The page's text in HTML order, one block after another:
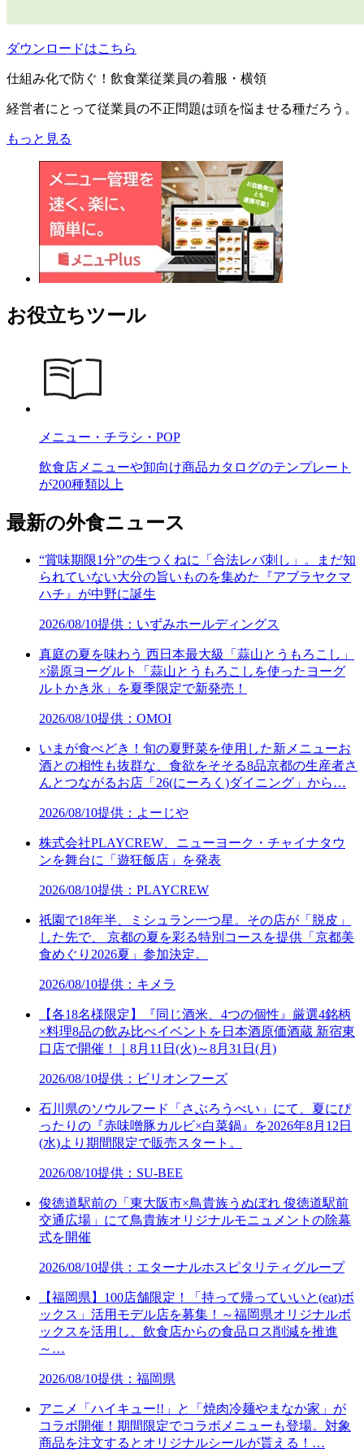
ダウンロードはこちら
仕組み化で防ぐ！飲食業従業員の着服・横領
経営者にとって従業員の不正問題は頭を悩ませる種だろう。
もっと見る
お役立ちツール
メニュー・チラシ・POP
飲食店メニューや卸向け商品カタログのテンプレート
が200種類以上
最新の外食ニュース
“賞味期限1分”の生つくねに「合法レバ刺し」。まだ知
られていない大分の旨いものを集めた『アブラヤクマ
ハチ』が中野に誕生
2026/08/10提供：いずみホールディングス
真庭の夏を味わう 西日本最大級「蒜山とうもろこし」
×湯原ヨーグルト「蒜山とうもろこしを使ったヨーグ
ルトかき氷」を夏季限定で新発売！
2026/08/10提供：OMOI
いまが食べどき！旬の夏野菜を使用した新メニューお
酒との相性も抜群な、食欲をそそる8品京都の生産者さ
んとつながるお店「26(にーろく)ダイニング」から…
2026/08/10提供：よーじや
株式会社PLAYCREW、ニューヨーク・チャイナタウ
ンを舞台に「遊狂飯店」を発表
2026/08/10提供：PLAYCREW
祇園で18年半、ミシュラン一つ星。その店が「脱皮」
した先で、 京都の夏を彩る特別コースを提供「京都美
食めぐり2026夏」参加決定。
2026/08/10提供：キメラ
【各18名様限定】『同じ酒米、4つの個性』厳選4銘柄
×料理8品の飲み比べイベントを日本酒原価酒蔵 新宿東
口店で開催！｜8月11日(火)～8月31日(月)
2026/08/10提供：ビリオンフーズ
石川県のソウルフード「さぶろうべい」にて、夏にぴ
ったりの『赤味噌豚カルビ×白菜鍋』を2026年8月12日
(水)より期間限定で販売スタート。
2026/08/10提供：SU-BEE
俊徳道駅前の「東大阪市×鳥貴族うぬぼれ 俊徳道駅前
交通広場」にて鳥貴族オリジナルモニュメントの除幕
式を開催
2026/08/10提供：エターナルホスピタリティグループ
【福岡県】100店舗限定！「持って帰っていいと(eat)ボ
ックス」活用モデル店を募集！～福岡県オリジナルボ
ックスを活用し、飲食店からの食品ロス削減を推進
～…
2026/08/10提供：福岡県
アニメ「ハイキュー!!」と「焼肉冷麺やまなか家」が
コラボ開催！期間限定でコラボメニューも登場。対象
商品を注文するとオリジナルシールが貰える！…